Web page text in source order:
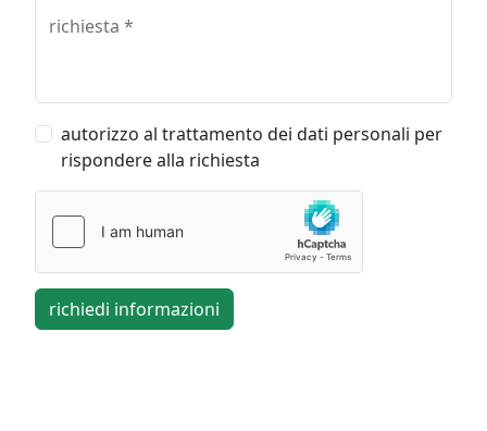
richiesta *
autorizzo al trattamento dei dati personali per
rispondere alla richiesta
richiedi informazioni